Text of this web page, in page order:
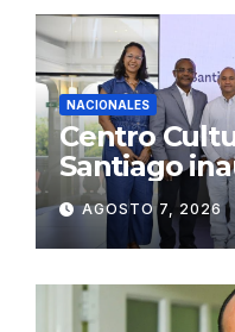
NACIONALES
Centro
Santiago
Congreso
Santiago
AGOSTO 7, 2026